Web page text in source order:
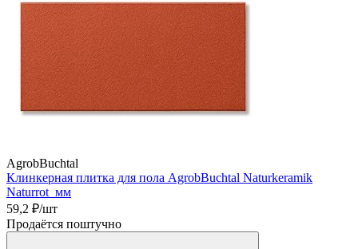
AgrobBuchtal
Клинкерная плитка для пола AgrobBuchtal Naturkeramik
Naturrot мм
59,2 ₽/шт
Продаётся поштучно